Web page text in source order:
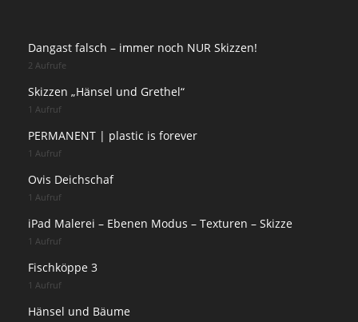
Dangast falsch – immer noch NUR Skizzen!
2 Aufrufe
Skizzen „Hänsel und Grethel“
1 Aufruf
PERMANENT | plastic is forever
1 Aufruf
Ovis Deichschaf
1 Aufruf
iPad Malerei – Ebenen Modus – Texturen – Skizze
1 Aufruf
Fischköppe 3
1 Aufruf
Hänsel und Bäume